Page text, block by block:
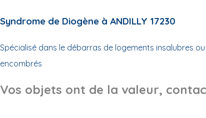
Syndrome de Diogène à ANDILLY 17230
Spécialisé dans le débarras de logements insalubres
encombrés
Vos objets ont de la valeur,